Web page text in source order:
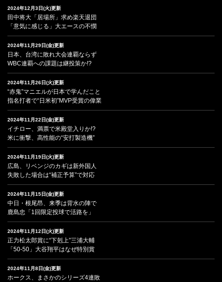
2024年12月3日(火)更新
田中将大「居場所」求め楽天退団
「意気に感じる」大エースの不憫
2024年11月29日(金)更新
日本、台湾に敗れ大会連覇ならず
WBC連覇への課題は継投策か!?
2024年11月26日(火)更新
“赤鬼”マニエルが日本で学んだこと
指名打者で“日米初”MVP受賞の偉業
2024年11月22日(金)更新
イチロー、満票で米殿堂入りか!?
米に衝撃、高性能の“安打製造機”
2024年11月19日(火)更新
広島、リベンジのカギは新外国人
失敗した場合は“補正予算”で対応
2024年11月15日(金)更新
中日・根尾昂、来季は背水の陣で
鹿島忠「1回限定投球で活路を」
2024年11月12日(火)更新
正力松太郎賞に“下剋上”三浦大輔
「50-50」大谷翔平はなぜ特別賞
2024年11月8日(金)更新
ホークス、まさかのシリーズ4連敗